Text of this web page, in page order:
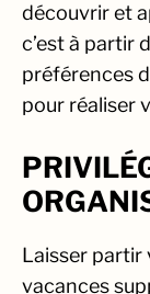
découvrir et
c’est à partir
préférences
pour réaliser
http://
http://
http://
Laisser partir
vacances